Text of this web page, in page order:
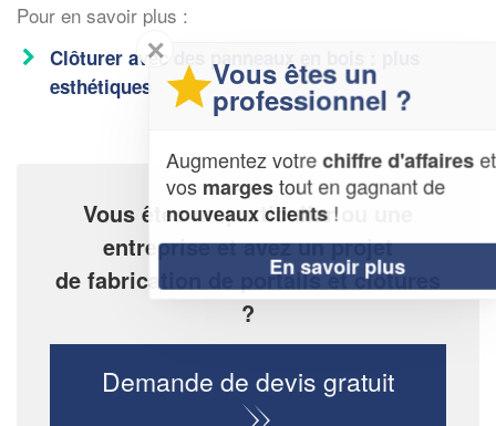
Pour en savoir plus :
Clôturer avec des panneaux en bois : plus
esthétiques
Vous êtes un particulier ou une
entreprise et avez un projet
de fabrication de portails et clôtures
?
Demande de devis gratuit
✕
Vous êtes un
professionnel ?
Augmentez votrechiffre d'affaireset
vosmargestout en gagnant de
nouveaux clients!
En savoir plus